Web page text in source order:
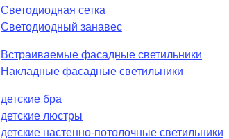
Светодиодная сетка
Светодиодный занавес
Встраиваемые фасадные светильники
Накладные фасадные светильники
детские бра
детские люстры
детские настенно-потолочные светильники